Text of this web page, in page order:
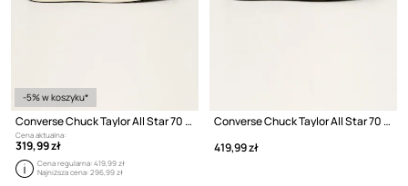
-5% w koszyku*
Converse Chuck Taylor All Star 70 Ox
Cena aktualna:
319,99 zł
Cena regularna:419,99 zł
Najniższa cena:296,99 zł
Converse Chuck Taylor All Star 70 Ox
419,99 zł